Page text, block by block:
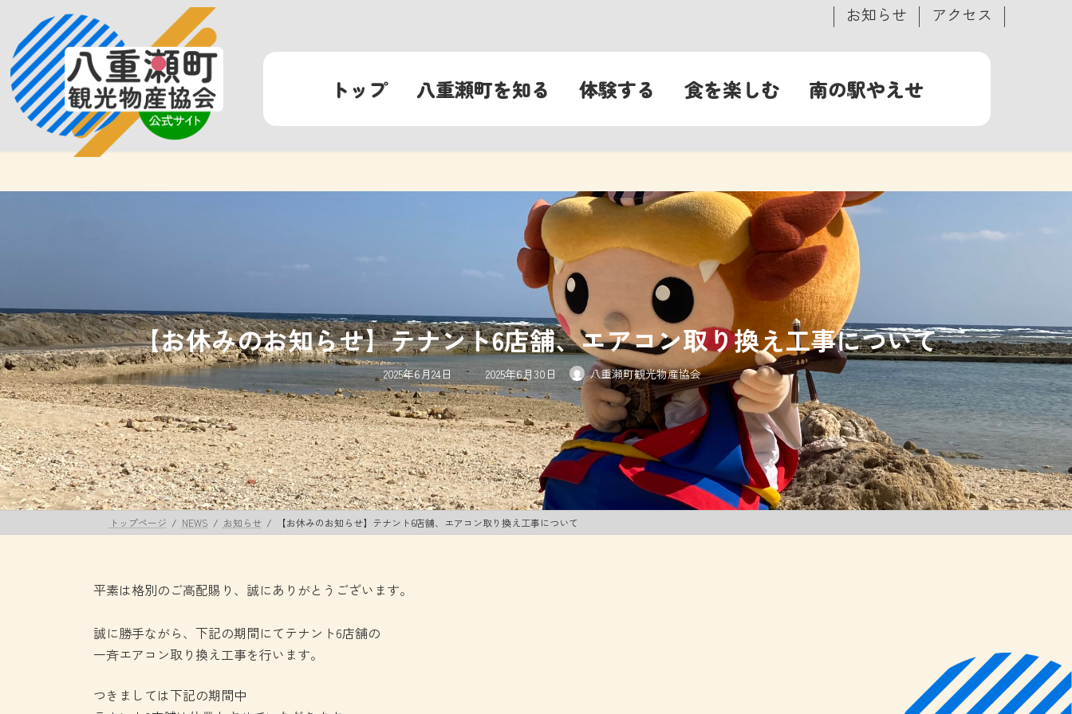
ン
ツ
ー
シ
お知らせ アクセス
トップ 八重瀬町を知る 体験する 食を楽しむ 南の駅やえせ
【お休みのお知らせ】テナント6店舗、エアコン取り換え工事について
2025年6月24日 最
終
更
新
日
時
:
2025年6月30日 八重瀬町観光物産協会
トップページ NEWS お知らせ 【お休みのお知らせ】テナント6店舗、エアコン取り換え工事について
平素は格別のご高配賜り、誠にありがとうございます。
誠に勝手ながら、下記の期間にてテナント6店舗の
一斉エアコン取り換え工事を行います。
つきましては下記の期間中